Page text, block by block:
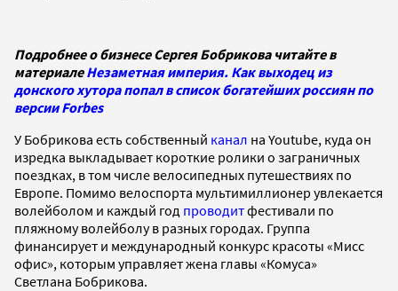
Подробнее о бизнесе Сергея Бобрикова читайте в
материалеНезаметная империя. Как выходец из
донского хутора попал в список богатейших россиян по
версии Forbes
У Бобрикова есть собственный канал на Youtube, куда он
изредка выкладывает короткие ролики о заграничных
поездках, в том числе велосипедных путешествиях по
Европе. Помимо велоспорта мультимиллионер увлекается
волейболом и каждый год проводитфестивали по
пляжному волейболу в разных городах. Группа
финансирует и международный конкурс красоты «Мисс
офис», которым управляет жена главы «Комуса»
Светлана Бобрикова.